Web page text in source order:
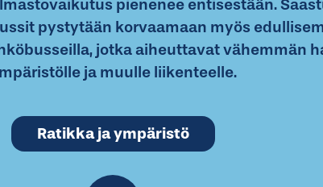
pienenee entisestään.
pystytään korvaamaan myös
jotka aiheuttavat vähemmän
ja muulle liikenteelle.
Ratikka ja ympäristö